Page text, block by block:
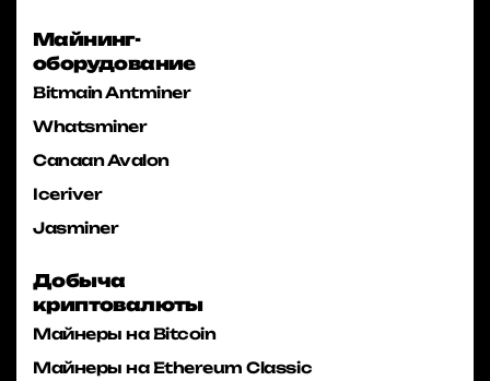
Майнинг-
оборудование
Bitmain Antminer
Whatsminer
Canaan Avalon
Iceriver
Jasminer
Добыча
криптовалюты
Майнеры на Bitcoin
Майнеры на Ethereum Classic